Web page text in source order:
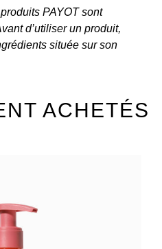
PAYOT sont
d’utiliser un produit,
située sur son
ACHETÉS